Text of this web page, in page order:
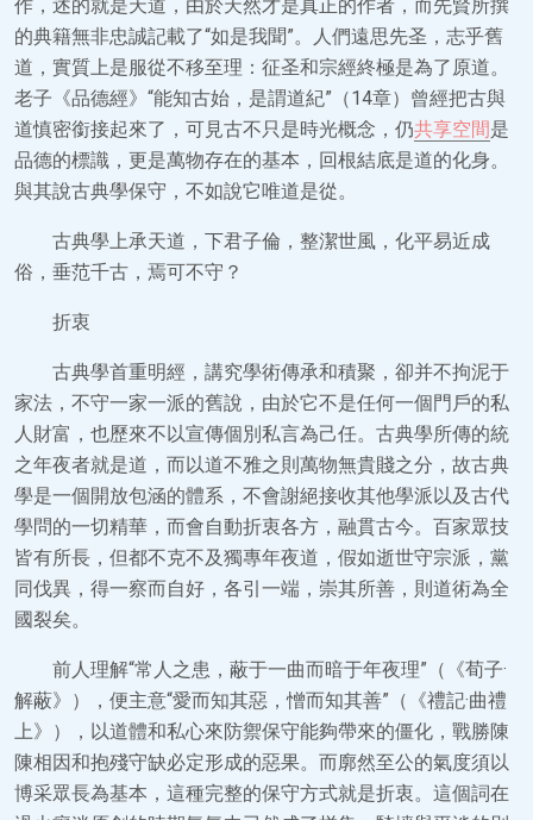
作，述的就是天道，由於天然才是真正的作者，而先賢所撰
的典籍無非忠誠記載了“如是我聞”。人們遠思先圣，志乎舊
道，實質上是服從不移至理：征圣和宗經終極是為了原道。
老子《品德經》“能知古始，是謂道紀”（14章）曾經把古與
道慎密銜接起來了，可見古不只是時光概念，仍共享空間是
品德的標識，更是萬物存在的基本，回根結底是道的化身。
與其說古典學保守，不如說它唯道是從。
古典學上承天道，下君子倫，整潔世風，化平易近成
俗，垂范千古，焉可不守？
折衷
古典學首重明經，講究學術傳承和積聚，卻并不拘泥于
家法，不守一家一派的舊說，由於它不是任何一個門戶的私
人財富，也歷來不以宣傳個別私言為己任。古典學所傳的統
之年夜者就是道，而以道不雅之則萬物無貴賤之分，故古典
學是一個開放包涵的體系，不會謝絕接收其他學派以及古代
學問的一切精華，而會自動折衷各方，融貫古今。百家眾技
皆有所長，但都不克不及獨專年夜道，假如逝世守宗派，黨
同伐異，得一察而自好，各引一端，崇其所善，則道術為全
國裂矣。
前人理解“常人之患，蔽于一曲而暗于年夜理”（《荀子·
解蔽》），便主意“愛而知其惡，憎而知其善”（《禮記·曲禮
上》），以道體和私心來防禦保守能夠帶來的僵化，戰勝陳
陳相因和抱殘守缺必定形成的惡果。而廓然至公的氣度須以
博采眾長為基本，這種完整的保守方式就是折衷。這個詞在